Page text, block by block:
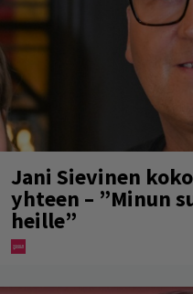
Jani Sievinen
yhteen – ”Minun
heille”